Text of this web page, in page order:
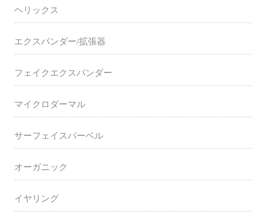
ヘリックス
エクスパンダー/拡張器
フェイクエクスパンダー
マイクロダーマル
サーフェイスバーベル
オーガニック
イヤリング